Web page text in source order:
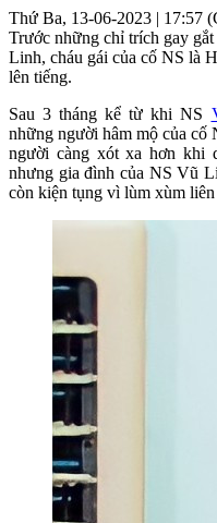
Thứ Ba, 13-06-2023 | 17:57
Trước những chỉ trích gay
Linh, cháu gái của cố NS là
lên tiếng.
Sau 3 tháng kể từ khi NS
những người hâm mộ của cố
người càng xót xa hơn khi
nhưng gia đình của NS Vũ
còn kiện tụng vì lùm xùm liên